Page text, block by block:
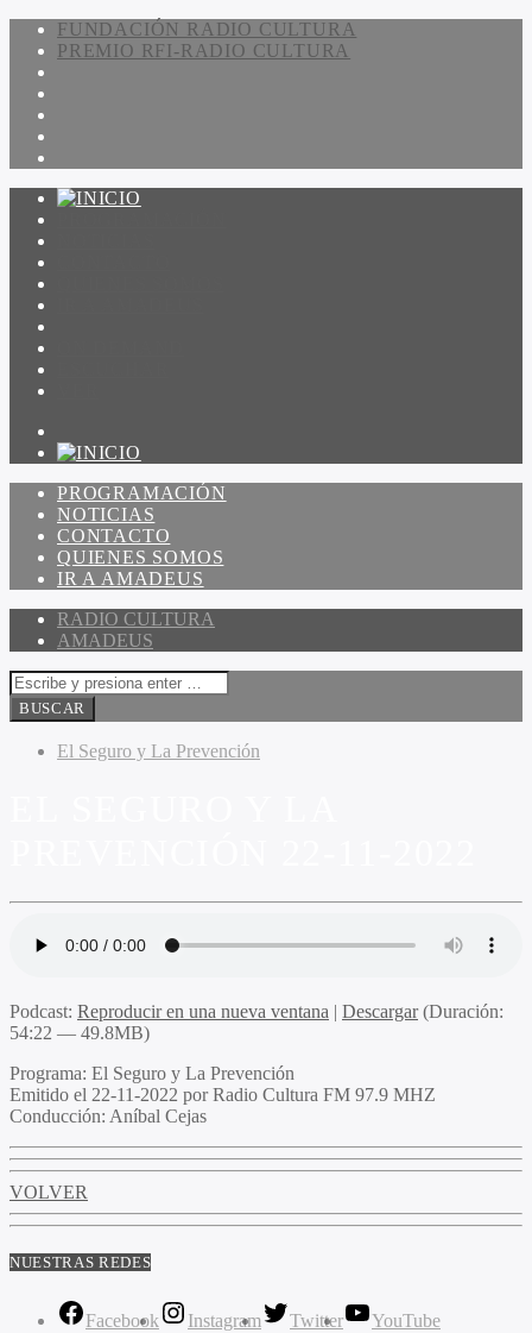
FUNDACIÓN RADIO CULTURA
PREMIO RFI-RADIO CULTURA
PROGRAMACIÓN
NOTICIAS
CONTACTO
QUIENES SOMOS
IR A AMADEUS
RADIO CULTURA
AMADEUS
El Seguro y La Prevención
Podcast: Reproducir en una nueva ventana | Descargar(Duración:
54:22 — 49.8MB)
Programa: El Seguro y La Prevención
Emitido el 22-11-2022 por Radio Cultura FM 97.9 MHZ
Conducción: Aníbal Cejas
VOLVER
NUESTRAS REDES
Facebook Instagram Twitter
YouTube